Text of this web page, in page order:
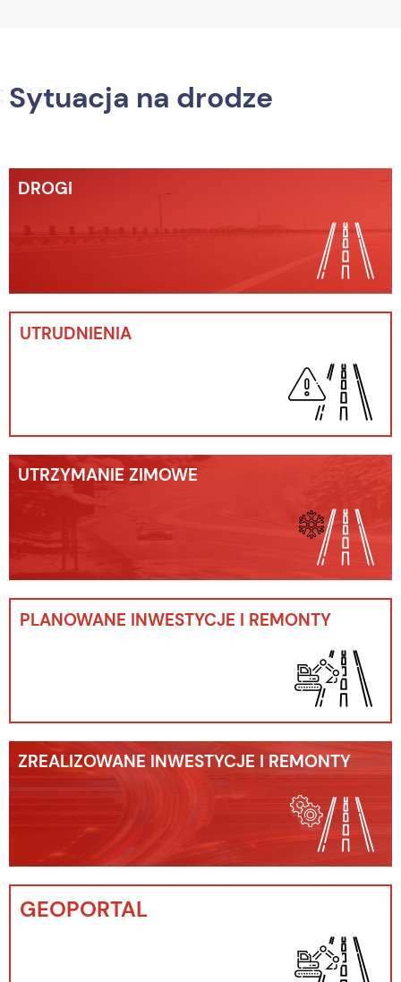
Sytuacja na drodze
DROGI
UTRUDNIENIA
UTRZYMANIE ZIMOWE
PLANOWANE INWESTYCJE I REMONTY
ZREALIZOWANE INWESTYCJE I REMONTY
GEOPORTAL